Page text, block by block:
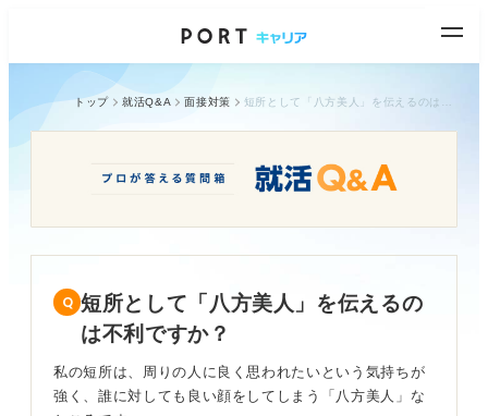
トップ 就活Q&A 面接対策
短所として「八方美人」を伝えるの
は不利ですか？
私の短所は、周りの人に良く思われたいという気持ちが
強く、誰に対しても良い顔をしてしまう「八方美人」な